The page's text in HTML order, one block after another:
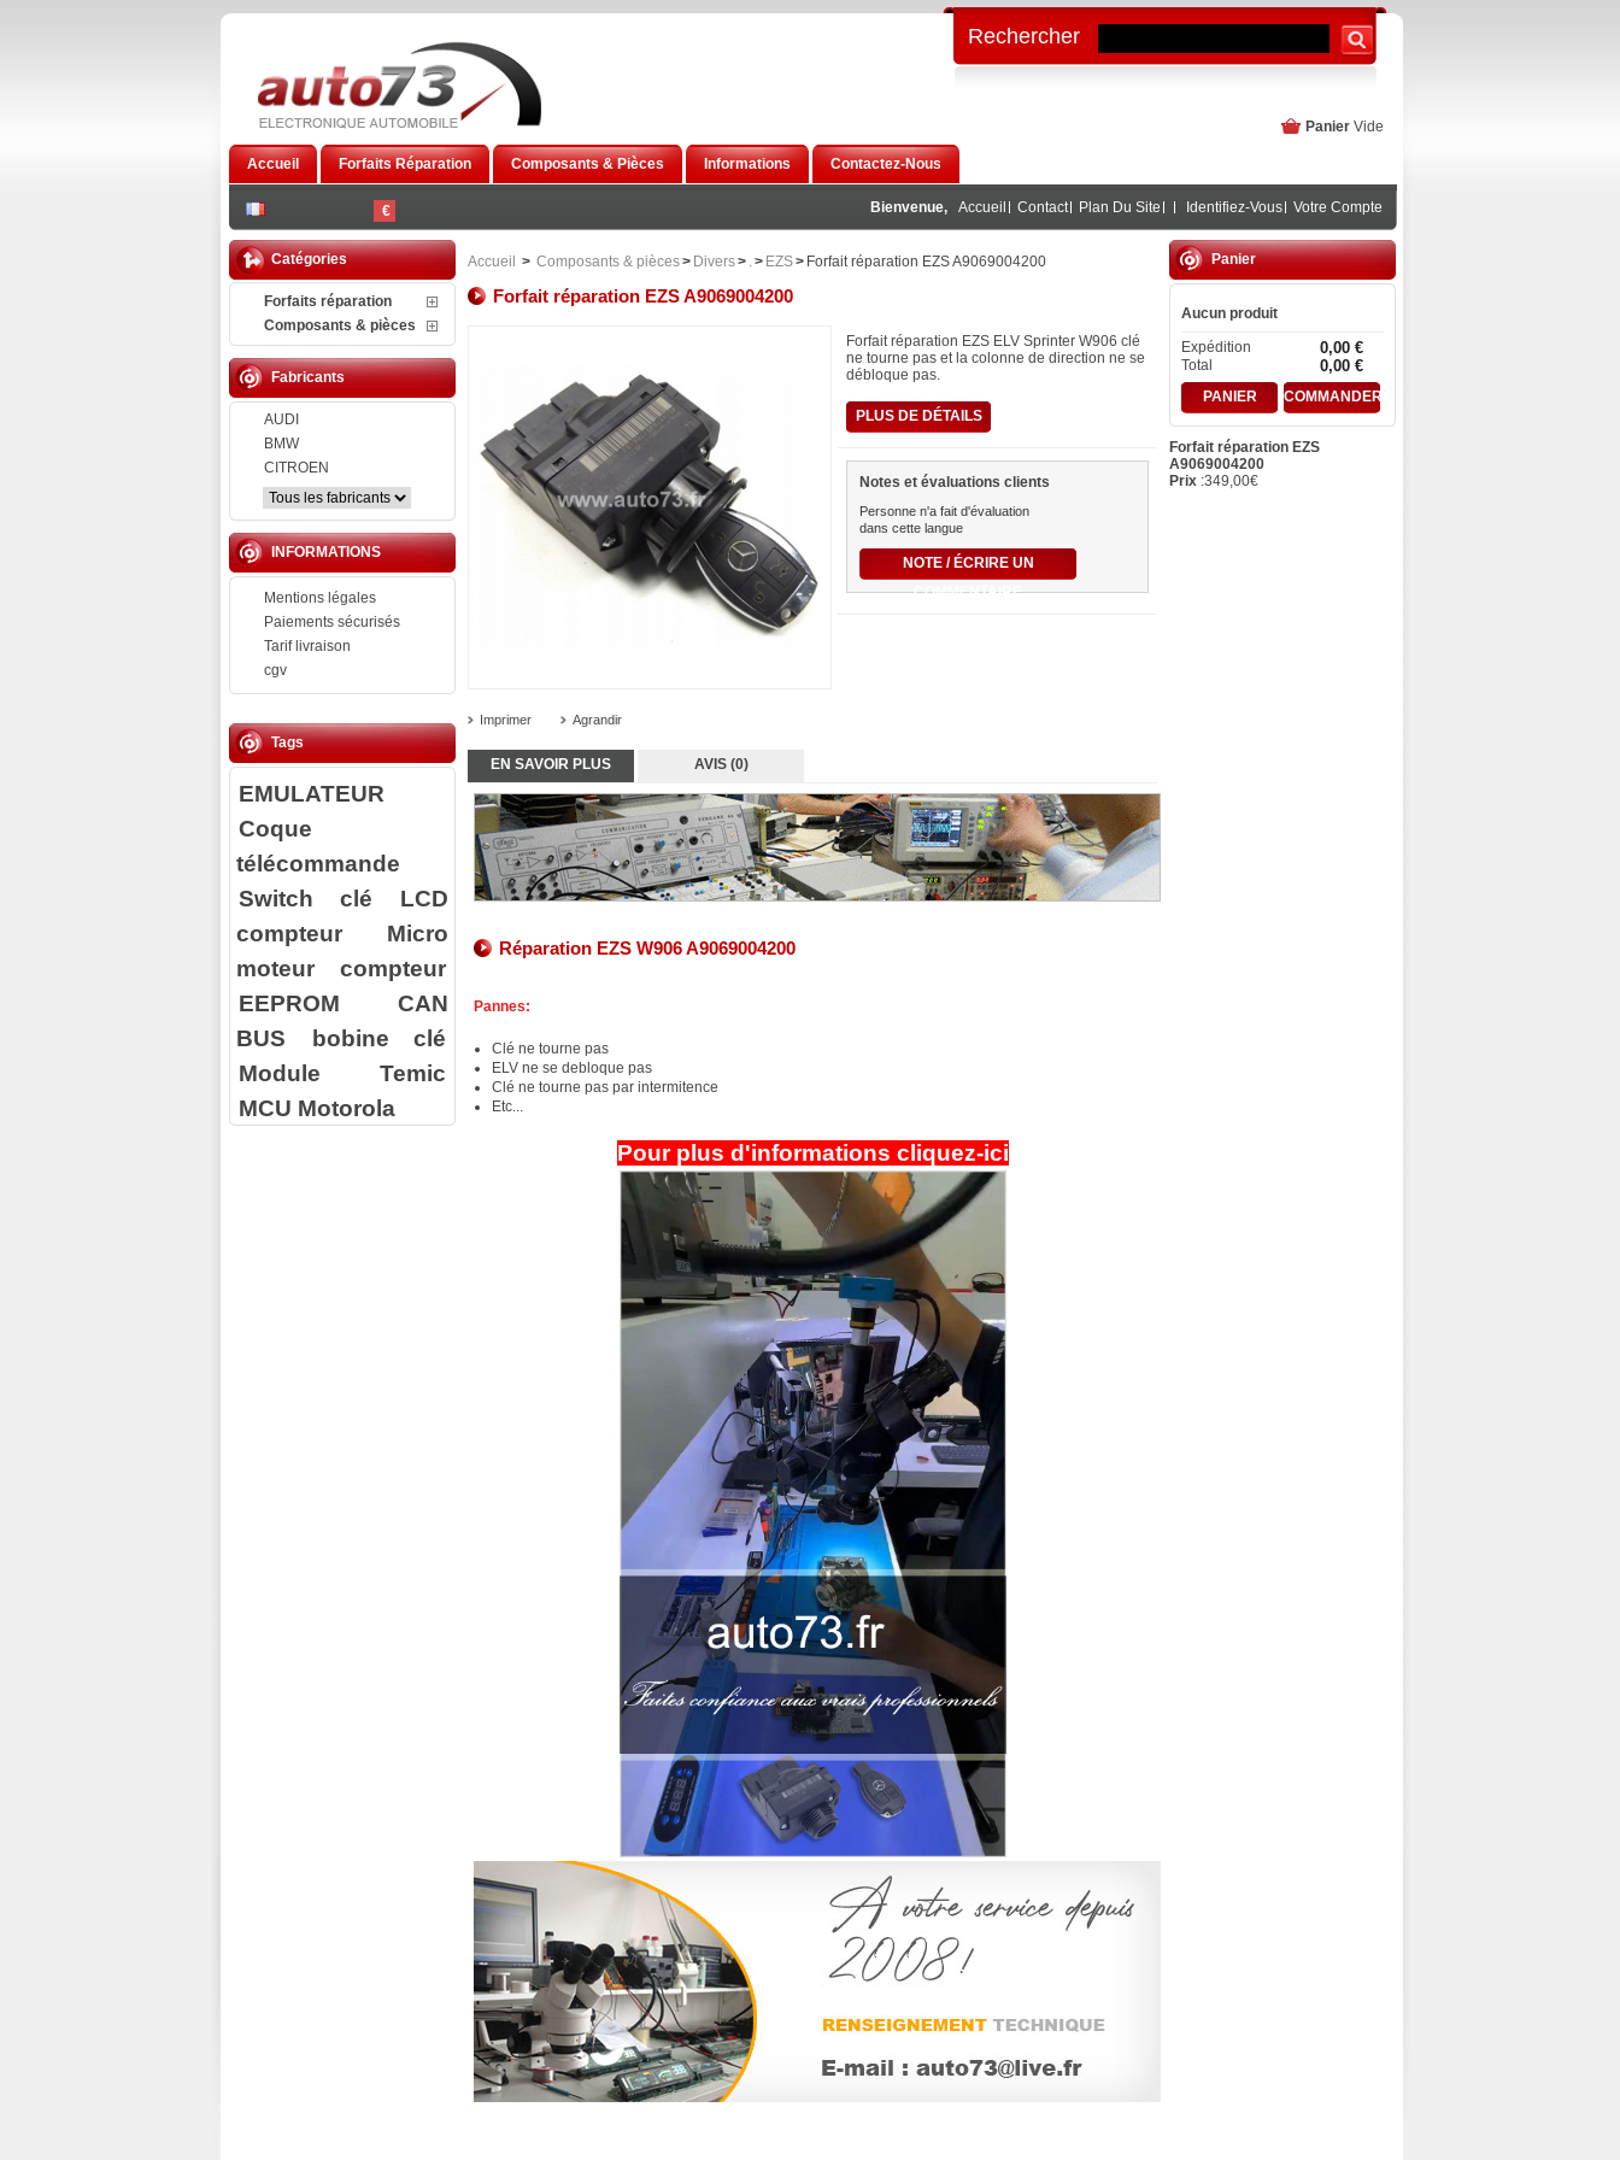
€
Accueil Forfaits Réparation Composants & Pièces Informations Contactez-Nous
Panier Vide
Bienvenue, Accueil Contact Plan Du Site Identifiez-Vous Votre Compte
Rechercher
Catégories
Forfaits réparation
Composants & pièces
Fabricants
AUDI
BMW
CITROEN
INFORMATIONS
Mentions légales
Paiements sécurisés
Tarif livraison
cgv
Tags
EMULATEUR
Coque
télécommande
Switch clé
LCD
compteur
Micro
moteur compteur
EEPROM
CAN
BUS
bobine clé
Module Temic
MCU Motorola
Accueil > Composants & pièces> Divers> .> EZS> Forfait réparation EZS A9069004200
Forfait réparation EZS A9069004200
Imprimer Agrandir
Forfait réparation EZS ELV Sprinter W906 clé
ne tourne pas et la colonne de direction ne se
débloque pas.
PLUS DE DÉTAILS
Notes et évaluations clients
Personne n'a fait d'évaluation
dans cette langue
NOTE / ÉCRIRE UN
COMMENTAIRE
EN SAVOIR PLUS AVIS (0)
Réparation EZS W906 A9069004200
Pannes:
Clé ne tourne pas
ELV ne se debloque pas
Clé ne tourne pas par intermitence
Etc...
Pour plus d'informations cliquez-ici
Panier
Aucun produit
Expédition
0,00 €
Total 0,00 €
PANIER COMMANDER
Forfait réparation EZS
A9069004200
Prix :349,00€